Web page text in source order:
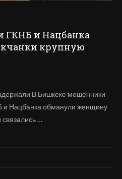
ГКНБ и Нацбанка
крупную
В Бишкеке мошенники
и Нацбанка обманули женщину
…